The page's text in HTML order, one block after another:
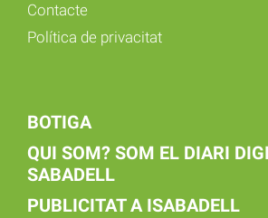
Contacte
Política de privacitat
BOTIGA
QUI SOM? SOM EL DIARI
SABADELL
PUBLICITAT A ISABADELL